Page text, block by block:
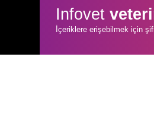
ile en iyi enzim
yaparken dikkat
Infovet
İçeriklere erişebilmek için